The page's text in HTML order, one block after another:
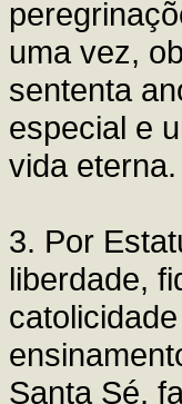
uma vez,
sententa
especial e
vida eterna.
3. Por
liberdade,
Santa Sé,